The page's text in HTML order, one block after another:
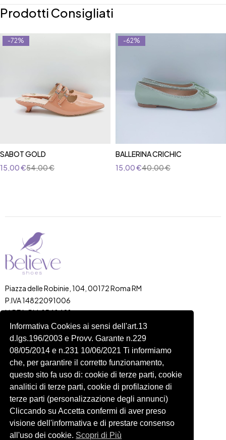
Informativa Cookies ai sensi dell'art.13
d.lgs.196/2003 e Provv. Garante n.229
08/05/2014 e n.231 10/06/2021 Ti informiamo
che, per garantire il corretto funzionamento,
questo sito fa uso di: cookie di terze parti, cookie
analitici di terze parti, cookie di profilazione di
terze parti (personalizzazione degli annunci)
Cliccando su Accetta confermi di aver preso
visione dell'informativa e di prestare consenso
all'uso dei cookie. Scopri di Più
Prodotti Consigliati
-72%
SABOT GOLD
54,00€
15,00€
-62%
BALLERINA CRICHIC
40,00€
15,00€
Piazza delle Robinie, 104, 00172 Roma RM
P.IVA 14822091006
N.REA: RM-1548401
C.SOCIALE: €10,00
334 918 4321
Shop
Shop
Donna
Bambini
Accessori
Account
Carrello
Profilo
Ordini
Wishlist
Spedizioni e Resi